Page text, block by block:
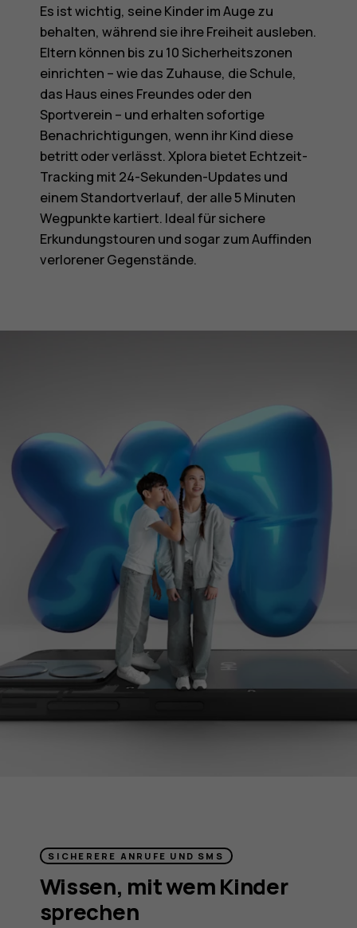
Es ist wichtig, seine Kinder im Auge zu
behalten, während sie ihre Freiheit ausleben.
Eltern können bis zu 10 Sicherheitszonen
einrichten – wie das Zuhause, die Schule,
das Haus eines Freundes oder den
Sportverein – und erhalten sofortige
Benachrichtigungen, wenn ihr Kind diese
betritt oder verlässt. Xplora bietet Echtzeit-
Tracking mit 24-Sekunden-Updates und
einem Standortverlauf, der alle 5 Minuten
Wegpunkte kartiert. Ideal für sichere
Erkundungstouren und sogar zum Auffinden
verlorener Gegenstände.
SICHERERE ANRUFE UND SMS
Wissen, mit wem Kinder
sprechen